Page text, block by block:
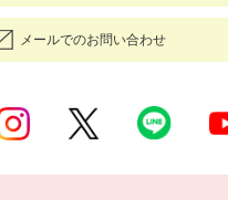
メールでのお問い合わせ